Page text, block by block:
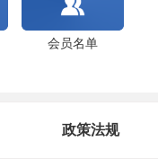
会员名单
政策法规